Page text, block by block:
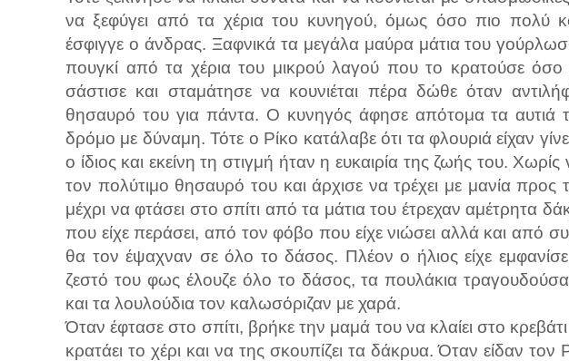
να ξεφύγει από τα χέρια του κυνηγού, όμως όσο πιο πολύ
έσφιγγε ο άνδρας. Ξαφνικά τα μεγάλα μαύρα μάτια του
πουγκί από τα χέρια του μικρού λαγού που το κρατούσε
σάστισε και σταμάτησε να κουνιέται πέρα δώθε όταν
θησαυρό του για πάντα. Ο κυνηγός άφησε απότομα τα αυτιά
δρόμο με δύναμη. Τότε ο Ρίκο κατάλαβε ότι τα φλουριά είχαν
ο ίδιος και εκείνη τη στιγμή ήταν η ευκαιρία της ζωής του.
τον πολύτιμο θησαυρό του και άρχισε να τρέχει με μανία
μέχρι να φτάσει στο σπίτι από τα μάτια του έτρεχαν αμέτρητα
που είχε περάσει, από τον φόβο που είχε νιώσει αλλά και από
θα τον έψαχναν σε όλο το δάσος. Πλέον ο ήλιος είχε
ζεστό του φως έλουζε όλο το δάσος, τα πουλάκια
και τα λουλούδια τον καλωσόριζαν με χαρά.
Όταν έφτασε στο σπίτι, βρήκε την μαμά του να κλαίει στο
κρατάει το χέρι και να της σκουπίζει τα δάκρυα. Όταν είδαν